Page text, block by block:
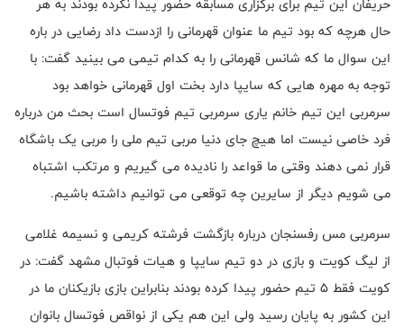
حال هرچه که بود تیم ما عنوان قهرمانی را ازدست داد رضایی در باره
این سوال ما که شانس قهرمانی را به کدام تیمی می بینید گفت: با
توجه به مهره هایی که سایپا دارد بخت اول قهرمانی خواهد بود
سرمربی این تیم خانم یاری سرمربی تیم فوتسال است بحث من درباره
فرد خاصی نیست اما هیچ جای دنیا مربی تیم ملی را مربی یک باشگاه
قرار نمی دهند وقتی ما قواعد را نادیده می گیریم و مرتکب اشتباه
می شویم دیگر از سایرین چه توقعی می توانیم داشته باشیم.
سرمربی مس رفسنجان درباره بازگشت فرشته کریمی و نسیمه غلامی
از لیگ کویت و بازی در دو تیم سایپا و هیات فوتبال مشهد گفت: در
کویت فقط 5 تیم حضور پیدا کرده بودند بنابراین بازی بازیکنان ما در
این کشور به پایان رسید ولی این هم یکی از نواقص فوتسال بانوان